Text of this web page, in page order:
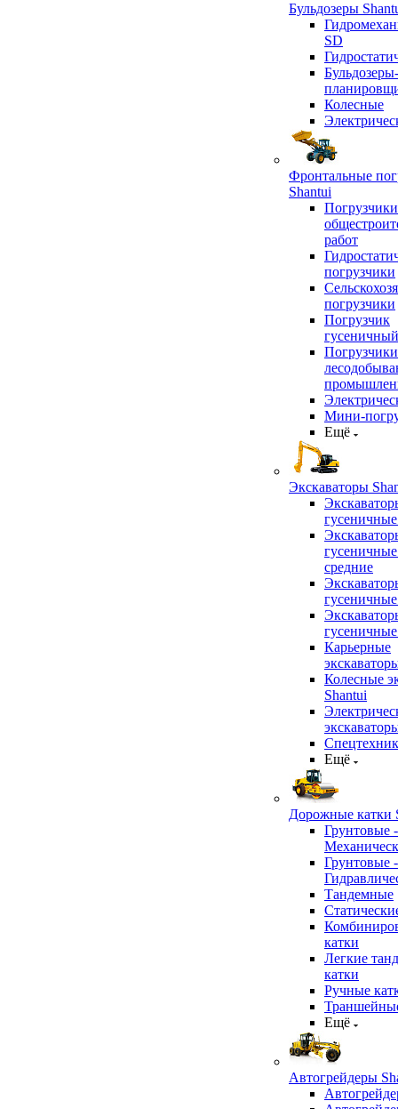
Бульдозеры
SD
Бульдозеры-
Колесные
Фронтальные
Shantui
работ
погрузчики
погрузчики
Погрузчик
гусеничный
Мини-
Ещё
Экскаваторы
средние
Карьерные
Колесные
Shantui
Ещё
Дорожные катки
Грунтовые -
Грунтовые -
Тандемные
катки
Легкие
катки
Ручные
Ещё
Автогрейдеры